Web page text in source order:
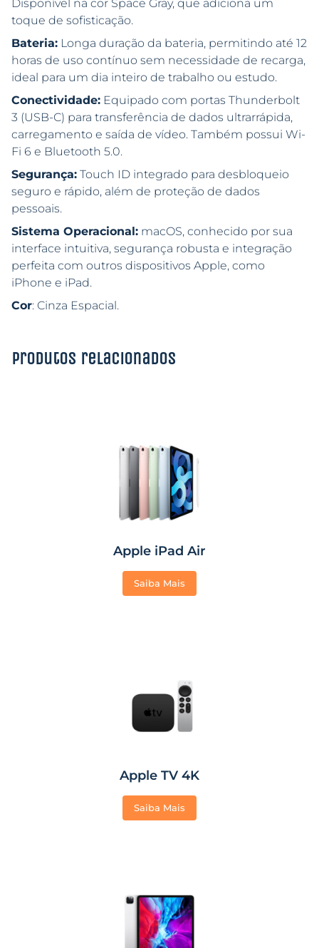
Disponível na cor Space Gray, que adiciona um
toque de sofisticação.
Bateria: Longa duração da bateria, permitindo até 12
horas de uso contínuo sem necessidade de recarga,
ideal para um dia inteiro de trabalho ou estudo.
Conectividade: Equipado com portas Thunderbolt
3 (USB-C) para transferência de dados ultrarrápida,
carregamento e saída de vídeo. Também possui Wi-
Fi 6 e Bluetooth 5.0.
Segurança: Touch ID integrado para desbloqueio
seguro e rápido, além de proteção de dados
pessoais.
Sistema Operacional: macOS, conhecido por sua
interface intuitiva, segurança robusta e integração
perfeita com outros dispositivos Apple, como
iPhone e iPad.
Cor: Cinza Espacial.
Produtos relacionados
Apple iPad Air
Saiba Mais
Apple TV 4K
Saiba Mais